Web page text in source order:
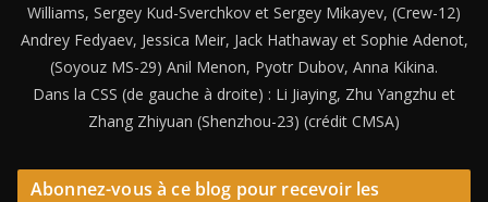
Williams, Sergey Kud-Sverchkov et Sergey Mikayev, (Crew-12)
Andrey Fedyaev, Jessica Meir, Jack Hathaway et Sophie Adenot,
(Soyouz MS-29) Anil Menon, Pyotr Dubov, Anna Kikina.
Dans la CSS (de gauche à droite) : Li Jiaying, Zhu Yangzhu et
Zhang Zhiyuan (Shenzhou-23) (crédit CMSA)
Abonnez-vous à ce blog pour recevoir les